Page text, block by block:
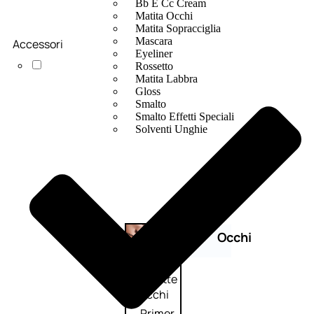
Bb E Cc Cream
Matita Occhi
Matita Sopracciglia
Mascara
Eyeliner
Rossetto
Matita Labbra
Gloss
Smalto
Smalto Effetti Speciali
Solventi Unghie
Occhi
Palette
occhi
Accessori